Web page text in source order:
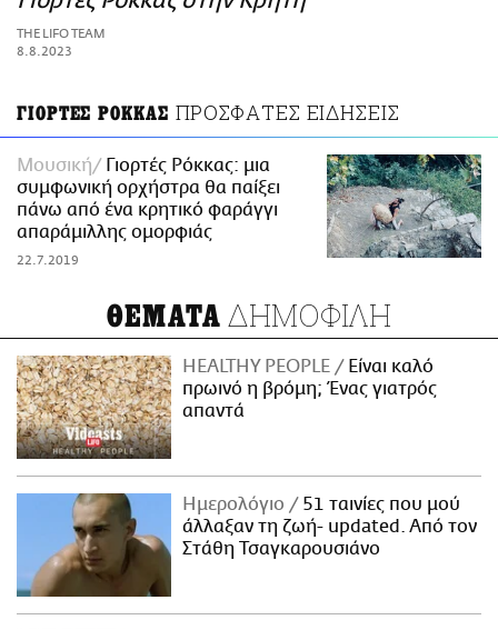
ΑΜΠΑ
PRINT
THE LIFO TEAM
8.8.2023
ΓΙΟΡΤΕΣ ΡΟΚΚΑΣ ΠΡΟΣΦΑΤΕΣ ΕΙΔΗΣΕΙΣ
Μουσική
Γιορτές Ρόκκας: μια
συμφωνική ορχήστρα θα παίξει
πάνω από ένα κρητικό φαράγγι
απαράμιλλης ομορφιάς
22.7.2019
ΘΕΜΑΤΑ ΔΗΜΟΦΙΛΗ
HEALTHY PEOPLE
Είναι καλό
πρωινό η βρόμη; Ένας γιατρός
απαντά
Ημερολόγιο
51 ταινίες που μού
άλλαξαν τη ζωή- updated. Aπό τον
Στάθη Τσαγκαρουσιάνο